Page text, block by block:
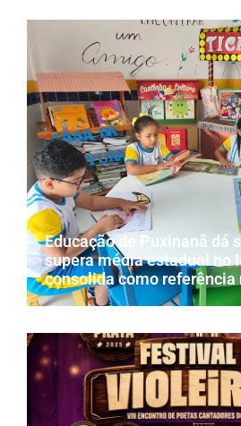
Educação de Puxinanã dá
supera média estadual no
consolida como referência